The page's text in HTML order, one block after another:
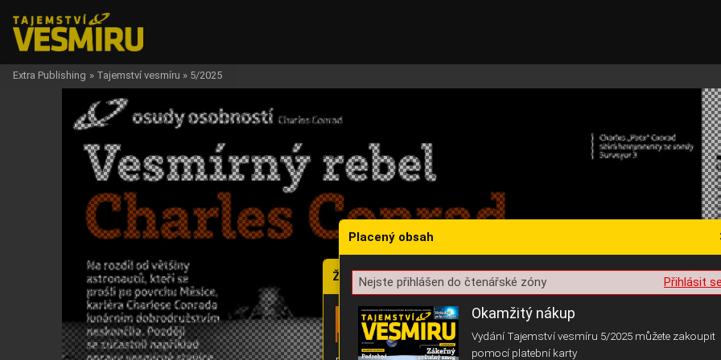
Žádost o souhlas s ukládáním volitelných informací
Extra Publishing » Tajemství vesmíru » 5/2025
Placený obsah
Přihlásit
Nejste přihlášen do čtenářské zóny
Okamžitý nákup
Vydání Tajemství vesmíru 5/2025 můžete zakoupit
pomocí platební karty